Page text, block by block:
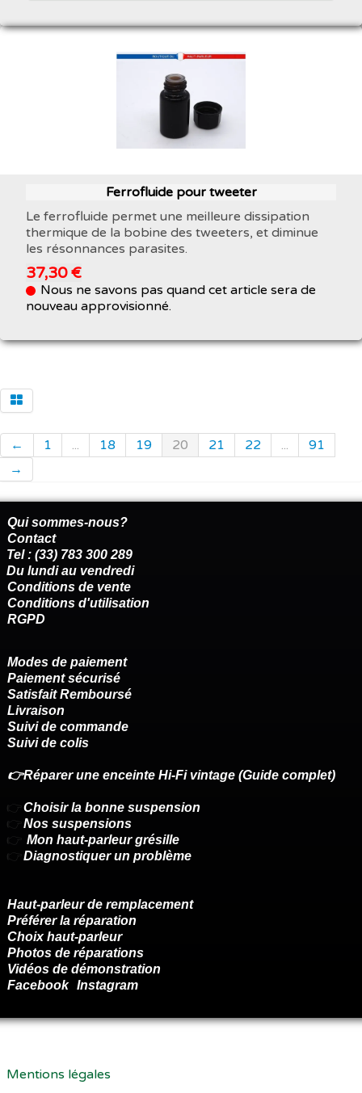
Ferrofluide pour tweeter
Le ferrofluide permet une meilleure dissipation
thermique de la bobine des tweeters, et diminue
les résonnances parasites.
37,30 €
Nous ne savons pas quand cet article sera de
nouveau approvisionné.
← 1 ... 18 19 20 21 22 ...
91
→
Qui sommes-nous?
Contact
Tel : (33) 783 300 289
Du lundi au vendredi
Conditions de vente
Conditions d'utilisation
RGPD
Modes de paiement
Paiement sécurisé
Satisfait Remboursé
Livraison
Suivi de commande
Suivi de colis
👉Réparer une enceinte Hi-Fi vintage (Guide complet)
👉 Choisir la bonne suspension
👉 Nos suspensions
👉 Mon haut-parleur grésille
👉 Diagnostiquer un problème
Haut-parleur de remplacement
Préférer la réparation
Choix haut-parleur
Photos de réparations
Vidéos de démonstration
Facebook Instagram
Mentions légales